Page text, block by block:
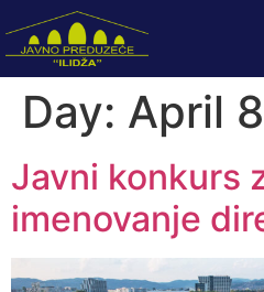
Day: April
Javni konkurs
imenovanje